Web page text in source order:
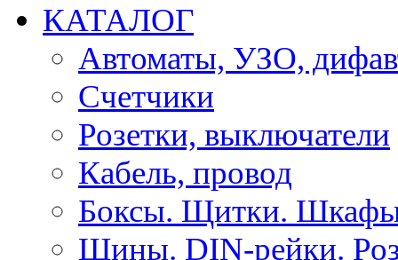
КАТАЛОГ
Автоматы, УЗО,
Счетчики
Розетки, выключатели
Кабель, провод
Боксы. Щитки.
Шины. DIN-рейки.